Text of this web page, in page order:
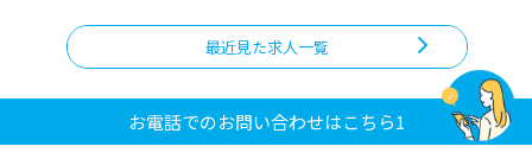
最近見た求人一覧
お電話でのお問い合わせはこちら1